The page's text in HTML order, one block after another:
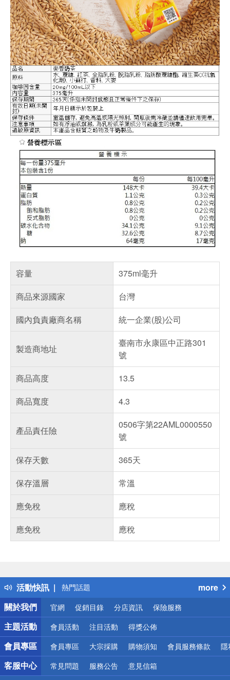
容量
375ml毫升
商品來源國家
台灣
國內負責廠商名稱
統一企業(股)公司
製造商地址
臺南市永康區中正路301
號
商品高度
13.5
商品寬度
4.3
產品責任險
0506字第22AML0000550
號
保存天數
365天
保存溫層
常溫
應免稅
應稅
應免稅
應稅
活動快訊
得獎公告
熱門話題
銀行優惠
偏遠地區配送
詐騙網頁！請小心！
more
關於我們
官網 促銷目錄 分店資訊 保險服務
主題活動 會員活動 注目活動 得獎公佈
會員專區 會員專區 大宗採購 購物須知 會員服務條款 隱
客服中心 常見問題 服務公告 意見信箱